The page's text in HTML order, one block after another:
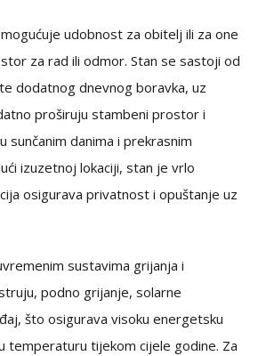
udobnost za obitelj ili za one
za rad ili odmor. Stan se sastoji od
dodatnog dnevnog boravka, uz
proširuju stambeni prostor i
sunčanim danima i prekrasnim
izuzetnoj lokaciji, stan je vrlo
osigurava privatnost i opuštanje uz
sustavima grijanja i
podno grijanje, solarne
što osigurava visoku energetsku
temperaturu tijekom cijele godine. Za